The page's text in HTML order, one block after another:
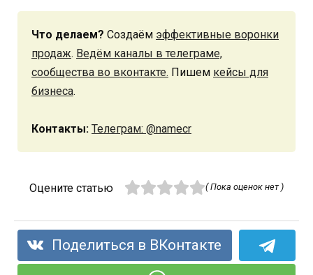
Что делаем? Создаём эффективные воронки
продаж. Ведём каналы в телеграме,
сообщества во вконтакте. Пишем кейсы для
бизнеса.
Контакты: Телеграм: @namecr
Оцените статью ( Пока оценок нет )
Поделиться в ВКонтакте